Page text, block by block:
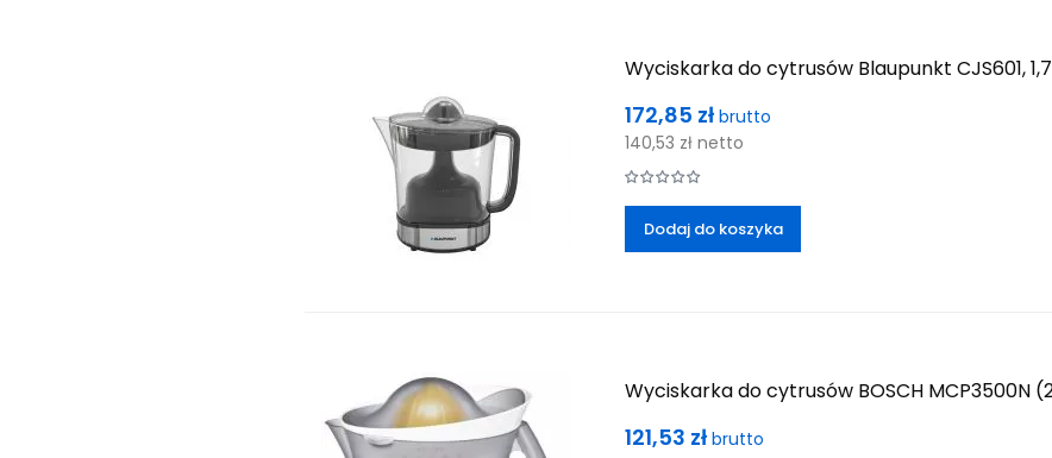
Wyciskarka do cytrusów Blaupunkt CJS601,
Cena
172,85 złbrutto
140,53 zł netto
Dodaj do koszyka
Wyciskarka do cytrusów BOSCH MCP3500N
Cena
121,53 złbrutto